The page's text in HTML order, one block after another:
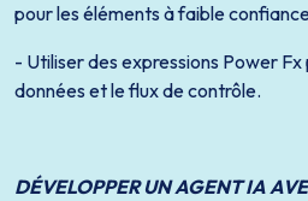
pour les éléments à faible confiance
- Utiliser des expressions Power Fx
données et le flux de contrôle.
DÉVELOPPER UN AGENT IA